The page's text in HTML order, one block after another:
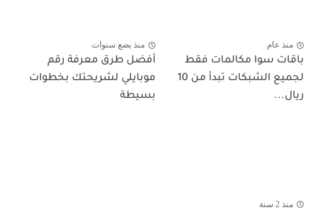
منذ عام
باقات سوا مكالمات فقط
لجميع الشبكات تبدأ من 10
ريال...
منذ بضع سنوات
أفضل طرق معرفة رقم
موبايلي لشريحتك بخطوات
بسيطة
منذ 2 سنة